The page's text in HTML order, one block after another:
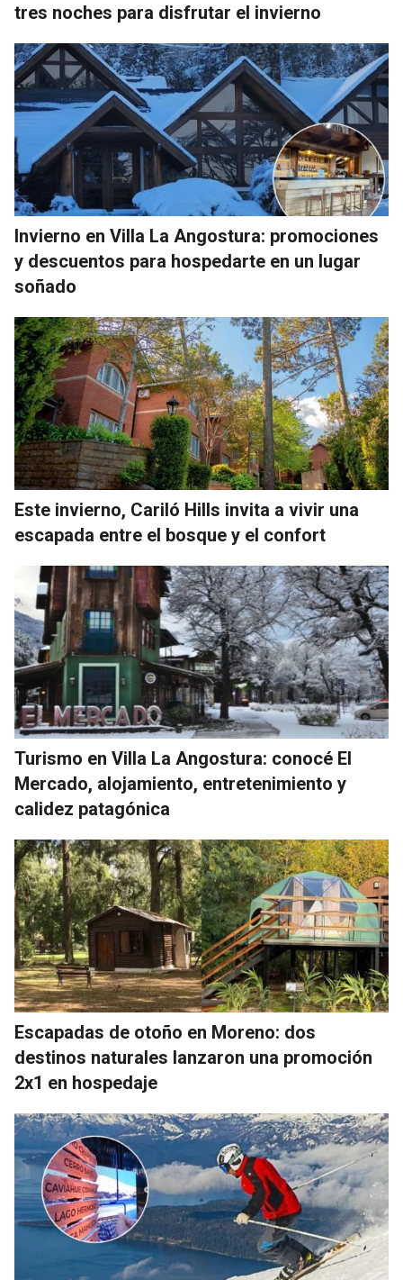
tres noches para disfrutar el invierno
Invierno en Villa La Angostura: promociones
y descuentos para hospedarte en un lugar
soñado
Este invierno, Cariló Hills invita a vivir una
escapada entre el bosque y el confort
Turismo en Villa La Angostura: conocé El
Mercado, alojamiento, entretenimiento y
calidez patagónica
Escapadas de otoño en Moreno: dos
destinos naturales lanzaron una promoción
2x1 en hospedaje